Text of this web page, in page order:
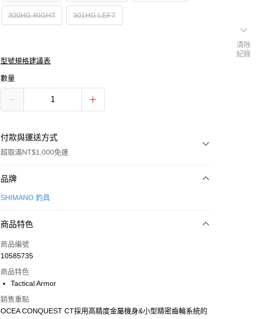
300HG RIGHT 301HG LEFT
型號規格建議表
數量
付款與運送方式
超取滿NT$1,000免運
付款方式
信用卡一次付款
Apple Pay
悠遊付
全盈+PAY
品牌
SHIMANO 釣具
商品特色
商品編號
10585735
商品特色
Tactical Armor
銷售重點
OCEA CONQUEST CT採用高精度金屬機身&小型精密齒輪系統的
清除
紀錄